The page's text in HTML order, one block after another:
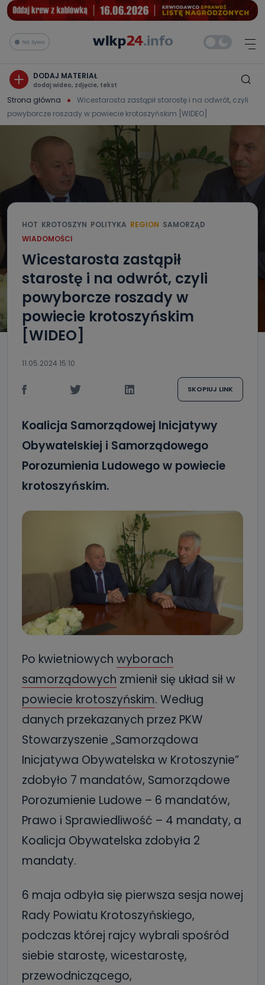
Na żywo
DODAJ MATERIAŁ
dodaj wideo, zdjęcie, tekst
Strona główna
Wicestarosta zastąpił starostę i na odwrót, czyli
powyborcze roszady w powiecie krotoszyńskim [WIDEO]
HOT KROTOSZYN POLITYKA REGION SAMORZĄD
WIADOMOŚCI
Wicestarosta zastąpił
starostę i na odwrót, czyli
powyborcze roszady w
powiecie krotoszyńskim
[WIDEO]
11.05.2024 15:10
SKOPIUJ LINK
Koalicja Samorządowej Inicjatywy
Obywatelskiej i Samorządowego
Porozumienia Ludowego w powiecie
krotoszyńskim.
Po kwietniowych wyborach
samorządowych zmienił się układ sił w
powiecie krotoszyńskim. Według
danych przekazanych przez PKW
Stowarzyszenie „Samorządowa
Inicjatywa Obywatelska w Krotoszynie”
zdobyło 7 mandatów, Samorządowe
Porozumienie Ludowe – 6 mandatów,
Prawo i Sprawiedliwość – 4 mandaty, a
Koalicja Obywatelska zdobyła 2
mandaty.
6 maja odbyła się pierwsza sesja nowej
Rady Powiatu Krotoszyńskiego,
podczas której rajcy wybrali spośród
siebie starostę, wicestarostę,
przewodniczącego,